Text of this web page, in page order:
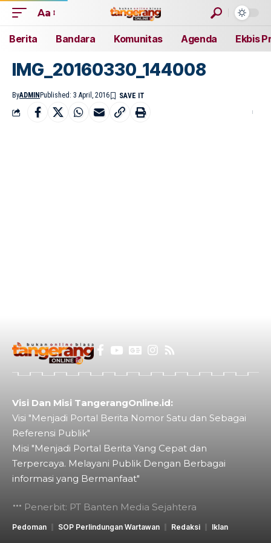
Aa
Berita Bandara Komunitas Agenda Ekbis
IMG_20160330_144008
ByADMIN Published: 3 April, 2016
Visi Dan Misi TangerangOnline.id:
Visi "Menjadi Portal Berita Nomor Satu dan Sebagai
Referensi Publik"
Misi "Menjadi Portal Berita Yang Cepat dan
Terpercaya. Melayani Publik Dengan Berbagai
informasi yang Bermanfaat"
Penerbit: PT Banten Media Sejahtera
Pedoman SOP Perlindungan Wartawan Redaksi Iklan